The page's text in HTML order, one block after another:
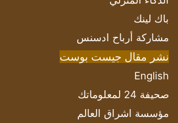
باك لينك
مشاركة أرباح ادسنس
نشر مقال جيست بوست
English
صحيفة 24 لمعلوماتك
مؤسسة اشراق العالم